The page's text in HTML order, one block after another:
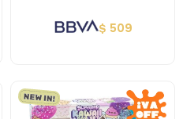
$ 509